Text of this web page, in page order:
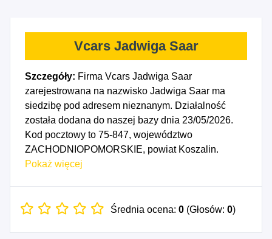
Vcars Jadwiga Saar
Szczegóły: Firma Vcars Jadwiga Saar
zarejestrowana na nazwisko Jadwiga Saar ma
siedzibę pod adresem nieznanym. Działalność
została dodana do naszej bazy dnia 23/05/2026.
Kod pocztowy to 75-847, województwo
ZACHODNIOPOMORSKIE, powiat Koszalin.
Numer Identyfikacji Podatkowej NIP to
rozpoczęcia działalności gospodarczej przypada
Pokaż więcej
Średnia ocena: 0 (Głosów: 0)